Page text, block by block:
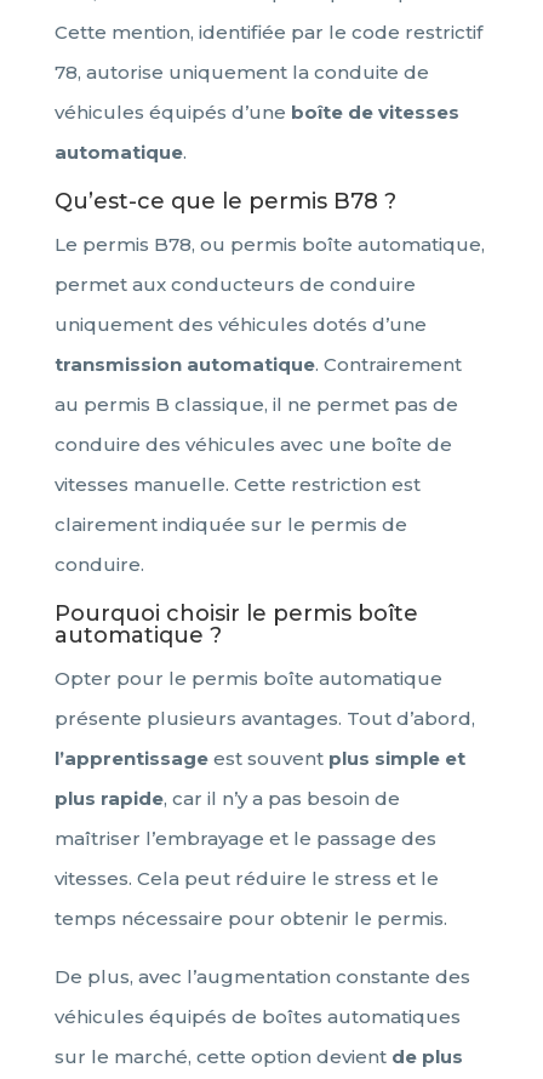
Cette mention, identifiée par le code restrictif
78, autorise uniquement la conduite de
véhicules équipés d’une boîte de vitesses
automatique.
Qu’est-ce que le permis B78 ?
Le permis B78, ou permis boîte automatique,
permet aux conducteurs de conduire
uniquement des véhicules dotés d’une
transmission automatique. Contrairement
au permis B classique, il ne permet pas de
conduire des véhicules avec une boîte de
vitesses manuelle. Cette restriction est
clairement indiquée sur le permis de
conduire.
Pourquoi choisir le permis boîte
automatique ?
Opter pour le permis boîte automatique
présente plusieurs avantages. Tout d’abord,
l’apprentissageest souvent plus simple et
plus rapide, car il n’y a pas besoin de
maîtriser l’embrayage et le passage des
vitesses. Cela peut réduire le stress et le
temps nécessaire pour obtenir le permis.
De plus, avec l’augmentation constante des
véhicules équipés de boîtes automatiques
sur le marché, cette option devient de plus